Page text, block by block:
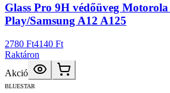
Glass Pro 9H védőüveg
Play/Samsung A12 A125
2780 Ft4140 Ft
Raktáron
Akció
BLUESTAR